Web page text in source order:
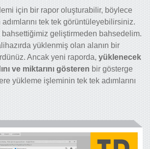
için bir rapor oluşturabilir, böylece
tek tek görüntüleyebilirsiniz.
bahsettiğimiz geliştirmeden bahsedelim.
yüklenmiş olan alanın bir
Ancak yeni raporda, yüklenecek
ve miktarını gösteren bir gösterge
yükleme işleminin tek tek adımlarını